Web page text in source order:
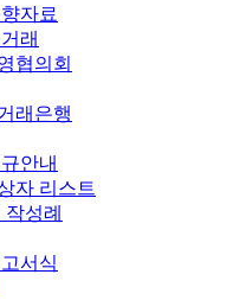
자료
래
협의회
래은행
안내
자 리스트
성례
서식